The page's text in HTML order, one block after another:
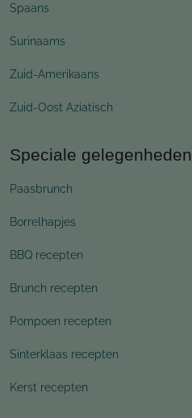
Spaans
Surinaams
Zuid-Amerikaans
Zuid-Oost Aziatisch
Speciale gelegenheden
Paasbrunch
Borrelhapjes
BBQ recepten
Brunch recepten
Pompoen recepten
Sinterklaas recepten
Kerst recepten